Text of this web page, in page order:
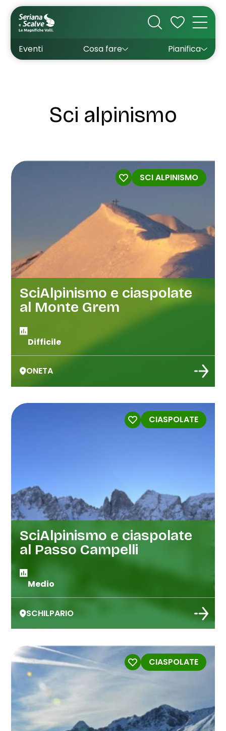
Eventi Cosa fare
Cultura
Outdoor
Pianifica
Dove dormire
Come arrivare
Come muoversi
Wishlist
Sci alpinismo
SCI ALPINISMO
SciAlpinismo e ciaspolate
al Monte Grem
Difficile
ONETA
CIASPOLATE
SciAlpinismo e ciaspolate
al Passo Campelli
Medio
SCHILPARIO
CIASPOLATE